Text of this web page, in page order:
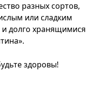
разных сортов,
или сладким
долго хранящимися
здоровы!